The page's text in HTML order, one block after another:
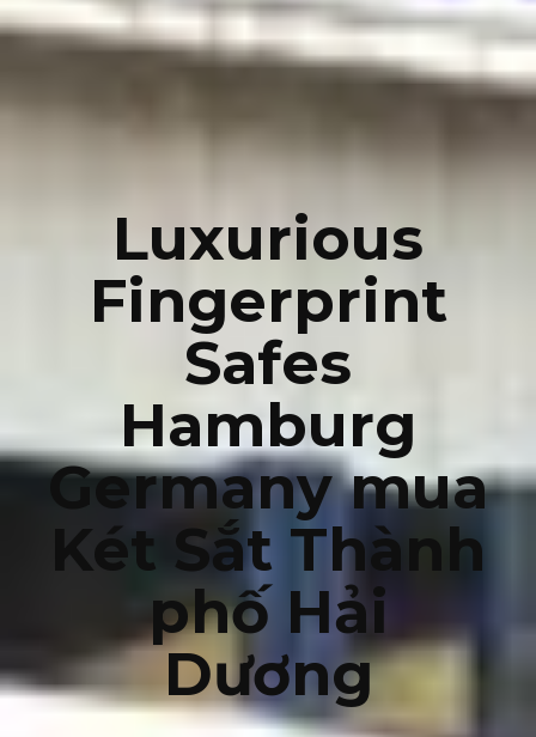
Luxurious
Fingerprint
Safes
Hamburg
Germany mua
Két Sắt Thành
phố Hải
Dương